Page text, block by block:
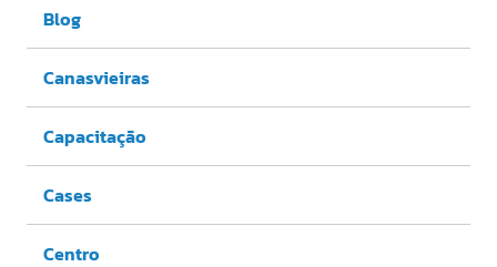
Blog
Canasvieiras
Capacitação
Cases
Centro